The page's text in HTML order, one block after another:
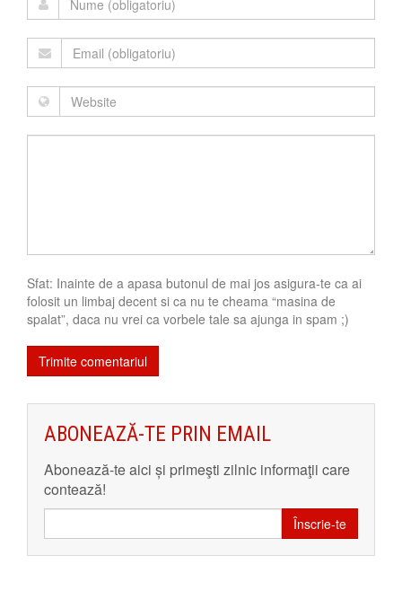
Sfat: Inainte de a apasa butonul de mai jos asigura-te ca ai
folosit un limbaj decent si ca nu te cheama “masina de
spalat”, daca nu vrei ca vorbele tale sa ajunga in spam ;)
ABONEAZĂ-TE PRIN EMAIL
Abonează-te aici și primeşti zilnic informaţii care
contează!
Înscrie-te